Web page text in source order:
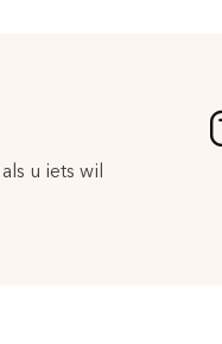
u iets wil